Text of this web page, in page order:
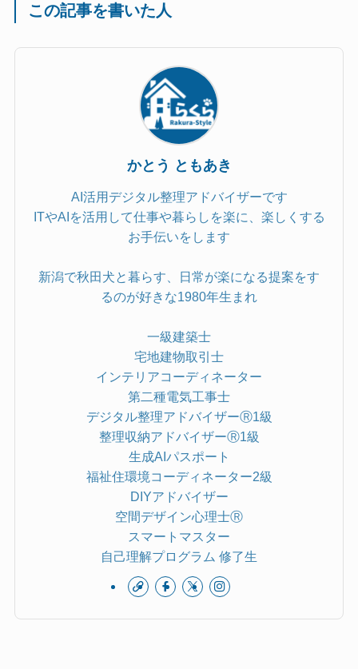
この記事を書いた人
かとう ともあき
AI活用デジタル整理アドバイザーです
ITやAIを活用して仕事や暮らしを楽に、楽しくする
お手伝いをします
新潟で秋田犬と暮らす、日常が楽になる提案をす
るのが好きな1980年生まれ
一級建築士
宅地建物取引士
インテリアコーディネーター
第二種電気工事士
デジタル整理アドバイザーⓇ1級
整理収納アドバイザーⓇ1級
生成AIパスポート
福祉住環境コーディネーター2級
DIYアドバイザー
空間デザイン心理士Ⓡ
スマートマスター
自己理解プログラム 修了生